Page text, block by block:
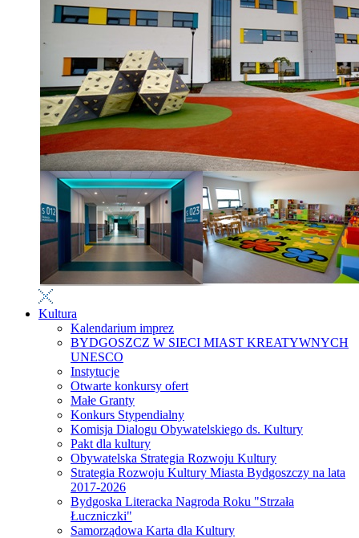
Kultura
Kalendarium imprez
BYDGOSZCZ W SIECI MIAST KREATYWNYCH
UNESCO
Instytucje
Otwarte konkursy ofert
Małe Granty
Konkurs Stypendialny
Komisja Dialogu Obywatelskiego ds. Kultury
Pakt dla kultury
Obywatelska Strategia Rozwoju Kultury
Strategia Rozwoju Kultury Miasta Bydgoszczy na lata
2017-2026
Bydgoska Literacka Nagroda Roku "Strzała
Łuczniczki"
Samorządowa Karta dla Kultury